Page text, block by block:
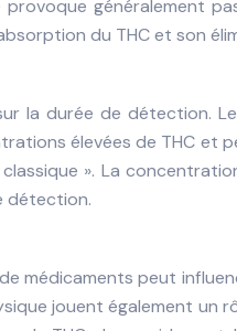
généralement
du THC et son
la durée de détection.
élevées de THC
». La
détection.
médicaments peut
jouent également un